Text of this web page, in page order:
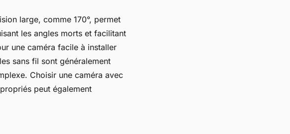
large, comme 170°, permet
les angles morts et facilitant
une caméra facile à installer
sans fil sont généralement
Choisir une caméra avec
peut également